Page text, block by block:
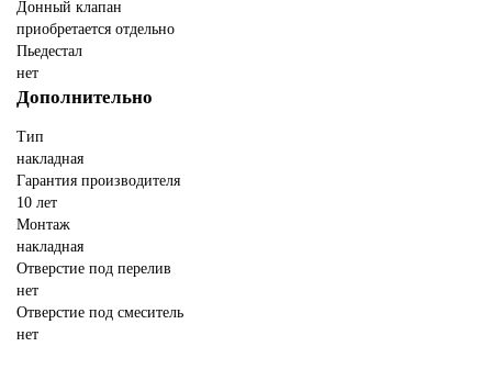
Донный клапан
приобретается отдельно
Пьедестал
нет
Дополнительно
Тип
накладная
Гарантия производителя
10 лет
Монтаж
накладная
Отверстие под перелив
нет
Отверстие под смеситель
нет